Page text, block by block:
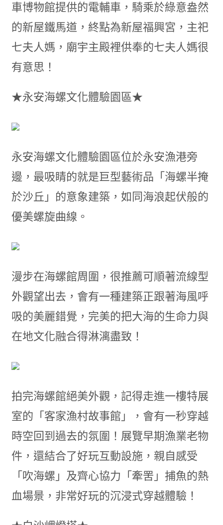
車博物館提供的電輔車，騎乘於綠意盎然
的新屋鐵馬道，終點為新屋福興宮，主祀
七夫人媽，廟宇主殿裡供奉的七夫人媽很
有意思！
★永安海螺文化體驗園區★
永安海螺文化體驗園區位於永安漁港旁
邊，最吸睛的就是巨型藝術品「海螺半掩
於沙丘」的意象建築，如同海浪起伏般的
優美螺旋曲線。
漫步在海螺館周圍，很推薦可順著流線型
外觀望出去，會有一種建築正跟著海風呼
吸的美麗錯覺，完美的把大海的生命力與
在地文化融合得淋漓盡致！
拍完海螺館絕美外觀，記得走進一樓特展
室的「客家漁村故事館」，會有一秒穿越
時空回到過去的氛圍！展覽早期漁業老物
件，還結合了好玩互動設施，親自感受
「吹海螺」及齊心協力「牽罟」捕魚的熱
血場景，非常好玩的沉浸式穿越體驗！